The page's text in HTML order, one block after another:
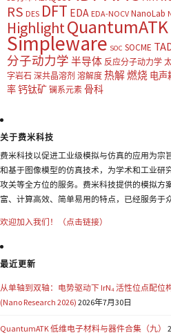
RS DES DFT EDA EDA-NOCV NanoLab
HighlightQuantumATK
Simpleware SOC SOCME
分子动力学 半导体 反应分子动力学
字岩石 深共晶溶剂 溶解度 热解燃烧 电声
率钙钛矿 镧系元素 骨科
关于费米科技
费米科技以促进工业级模拟与仿真的应用为宗
和基于图像模型的仿真技术，为学术和工业研
攻关等全方位的服务。费米科技提供的模拟方
富、计算高效、简单易用的特点，已经服务于
欢迎加入我们！（点击链接）
最近更新
从单轴到双轴：电势驱动下 IrN₄ 活性位点配位
(Nano Research 2026) 2026年7月30日
QuantumATK 低维电子材料与器件合集（九）